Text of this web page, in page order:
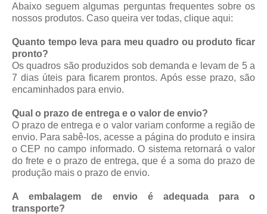
Abaixo seguem algumas perguntas frequentes sobre os
nossos produtos. Caso queira ver todas, clique aqui:
Quanto tempo leva para meu quadro ou produto ficar
pronto?
Os quadros são produzidos sob demanda e levam de 5 a
7 dias úteis para ficarem prontos. Após esse prazo, são
encaminhados para envio.
Qual o prazo de entrega e o valor de envio?
O prazo de entrega e o valor variam conforme a região de
envio. Para sabê-los, acesse a página do produto e insira
o CEP no campo informado. O sistema retornará o valor
do frete e o prazo de entrega, que é a soma do prazo de
produção mais o prazo de envio.
A embalagem de envio é adequada para o
transporte?